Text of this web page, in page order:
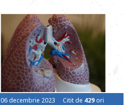
06 decembrie 2023 Citit de 429 ori